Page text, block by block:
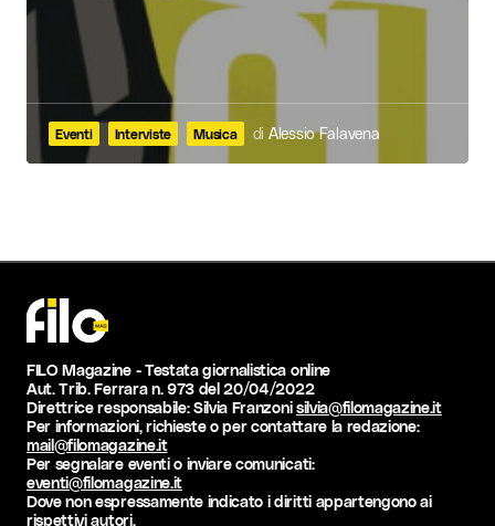
Eventi Interviste Musica di Alessio Falavena
FILO Magazine - Testata giornalistica online
Aut. Trib. Ferrara n. 973 del 20/04/2022
Direttrice responsabile: Silvia Franzonisilvia@filomagazine.it
Per informazioni, richieste o per contattare la redazione:
mail@filomagazine.it
Per segnalare eventi o inviare comunicati:
eventi@filomagazine.it
Dove non espressamente indicato i diritti appartengono ai
rispettivi autori.